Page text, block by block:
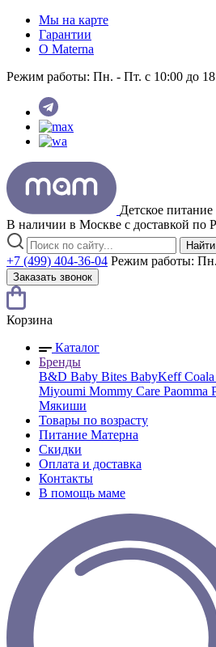
Мы на карте
Гарантии
O Materna
Режим работы: Пн. - Пт. с 10:00 до
Детское питание
В наличии в Москве с доставкой по
Найти
+7 (499) 404-36-04 Режим работы:
Заказать звонок
Корзина
Каталог
Бренды
B&D Baby Bites BabyKeff
Miyoumi Mommy Care Paomma
Мякиши
Товары по возрасту
Питание Матерна
Скидки
Оплата и доставка
Контакты
В помощь маме